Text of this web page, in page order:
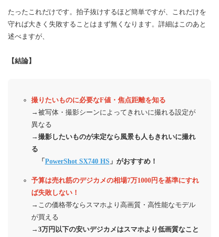
たったこれだけです。拍子抜けするほど簡単ですが、これだけを
守れば大きく失敗することはまず無くなります。詳細はこのあと
述べますが、
【結論】
撮りたいものに必要なF値・焦点距離を知る
→被写体・撮影シーンによってきれいに撮れる設定が
異なる
→撮影したいものが未定なら風景も人もきれいに撮れ
る
「 PowerShot SX740 HS 」がおすすめ！
予算は売れ筋のデジカメの相場7万1000円を基準にすれ
ば失敗しない！
→この価格帯ならスマホより高画質・高性能なモデル
が買える
→3万円以下の安いデジカメはスマホより低画質なこと